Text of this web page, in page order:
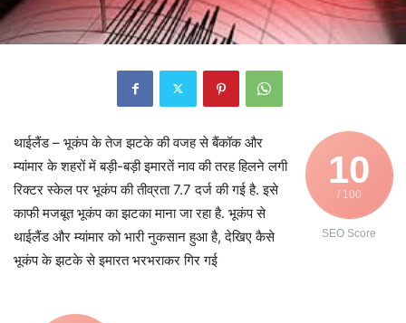
10
/ 100
SEO Score
थाईलैंड – भूकंप के तेज झटके की वजह से बैंकॉक और
म्यांमार के शहरों में बड़ी-बड़ी इमारतें नाव की तरह हिलने लगी
रिक्टर स्केल पर भूकंप की तीव्रता 7.7 दर्ज की गई है. इसे
काफी मजबूत भूकंप का झटका माना जा रहा है. भूकंप से
थाईलैंड और म्यांमार को भारी नुकसान हुआ है, देखिए कैसे
भूकंप के झटके से इमारत भरभराकर गिर गई